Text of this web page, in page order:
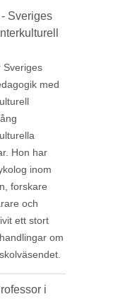
Sveriges
Sveriges
med
Hon har
inom
forskare
och
ett stort
om
i